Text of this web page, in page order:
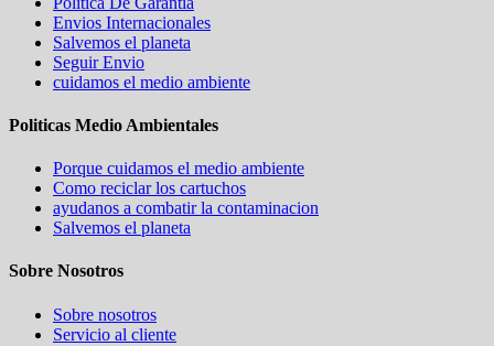
Envios Internacionales
Salvemos el planeta
Seguir Envio
cuidamos el medio ambiente
Politicas Medio Ambientales
Porque cuidamos el medio ambiente
Como reciclar los cartuchos
ayudanos a combatir la contaminacion
Salvemos el planeta
Sobre Nosotros
Sobre nosotros
Servicio al cliente